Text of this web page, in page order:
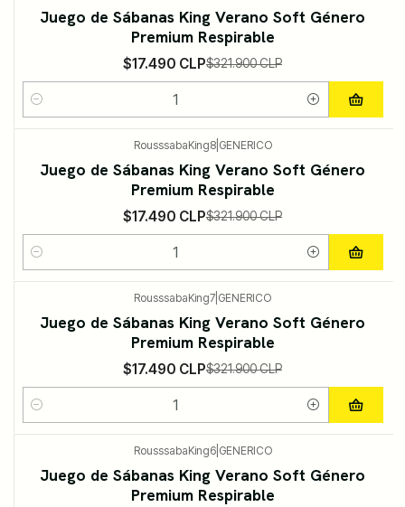
Juego de Sábanas King Verano Soft Género
Premium Respirable
$17.490 CLP$321.900 CLP
Cantidad
RousssabaKing8| GENERICO
Juego de Sábanas King Verano Soft Género
Premium Respirable
$17.490 CLP$321.900 CLP
Cantidad
RousssabaKing7 GENERICO
Juego de Sábanas King Verano Soft Género
Premium Respirable
$17.490 CLP$321.900 CLP
Cantidad
RousssabaKing6| GENERICO
Juego de Sábanas King Verano Soft Género
Premium Respirable